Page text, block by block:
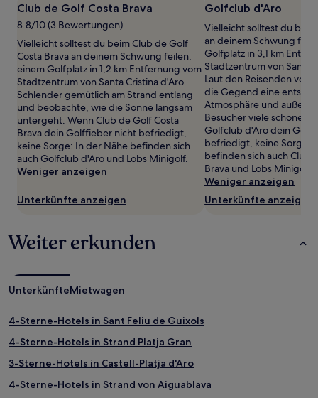
sich
ändern.
können
zusätzliche
Bedingungen
gelten.
Club de Golf Costa Brava
8.8/10 (3 Bewertungen)
Vielleicht solltest du beim Club de Golf
Costa Brava an deinem Schwung feilen,
einem Golfplatz in 1,2 km Entfernung vom
Stadtzentrum von Santa Cristina d'Aro.
Schlender gemütlich am Strand entlang
und beobachte, wie die Sonne langsam
untergeht. Wenn Club de Golf Costa
Brava dein Golffieber nicht befriedigt,
keine Sorge: In der Nähe befinden sich
auch Golfclub d'Aro und Lobs Minigolf.
Weniger anzeigen
Unterkünfte anzeigen
Golfclub d'Aro
Vielleicht solltest du
an deinem Schwung
Golfplatz in 3,1 km
Stadtzentrum von Santa
Laut den Reisenden von
die Gegend eine
Atmosphäre und
Besucher viele schöne
Golfclub d'Aro dein
befriedigt, keine Sorge:
befinden sich auch Club
Brava und Lobs Minigolf.
Weniger anzeigen
Unterkünfte anzeigen
Weiter erkunden
UnterkünfteMietwagen
4-Sterne-Hotels in Sant Feliu de Guixols
4-Sterne-Hotels in Strand Platja Gran
3-Sterne-Hotels in Castell-Platja d'Aro
4-Sterne-Hotels in Strand von Aiguablava